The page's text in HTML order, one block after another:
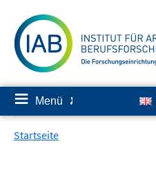
zum
Inhalt
≡ Menü ✘
Startseite